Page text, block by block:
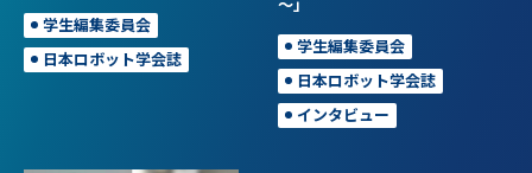
学生編集委員会
日本ロボット学会誌
～」
学生編集委員会
日本ロボット学会誌
インタビュー